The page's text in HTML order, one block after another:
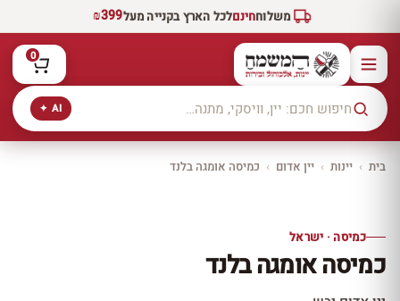
משלוחחינםלכל הארץ בקנייה מעל₪399
AI ✦
0
בית › יינות › יין אדום › כמיסה אומגה בלנד
10% הנחה
עכשיו ב-10% הנחה
כמיסה · ישראל
כמיסה אומגה בלנד